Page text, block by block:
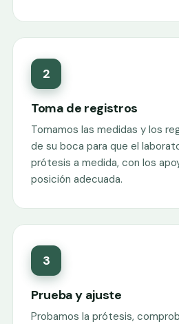
2
Toma de registros
Tomamos las medidas y los
de su boca para que el
prótesis a medida, con los
posición adecuada.
3
Prueba y ajuste
Probamos la prótesis,